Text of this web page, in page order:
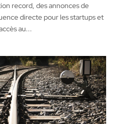
record, des annonces de
directe pour les startups et
au...